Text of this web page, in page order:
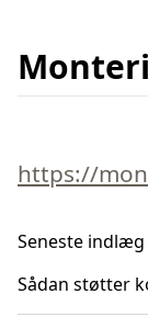
https://
Seneste indlæg
Sådan støtter